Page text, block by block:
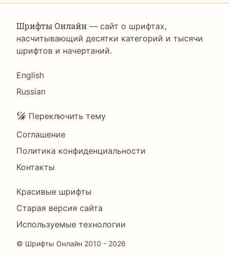
Шрифты Онлайн — сайт о шрифтах,
насчитывающий десятки категорий и тысячи
шрифтов и начертаний.
Language
English
Russian
Подвал
Переключить тему
Соглашение
Политика конфиденциальности
Контакты
Footer
Right
Красивые шрифты
Старая версия сайта
Используемые технологии
© Шрифты Онлайн 2010 - 2026